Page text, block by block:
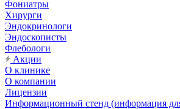
Фониатры
Хирурги
Эндокринологи
Эндоскописты
Флебологи
Акции
О клинике
О компании
Лицензии
Информационный стенд (информация